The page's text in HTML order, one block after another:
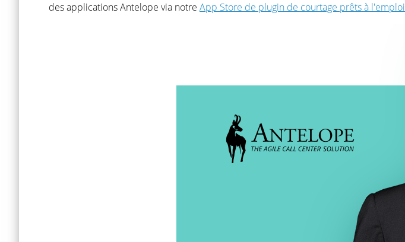
des applications Antelope via notre App Store de plugin de courtage prêts à l'emploi